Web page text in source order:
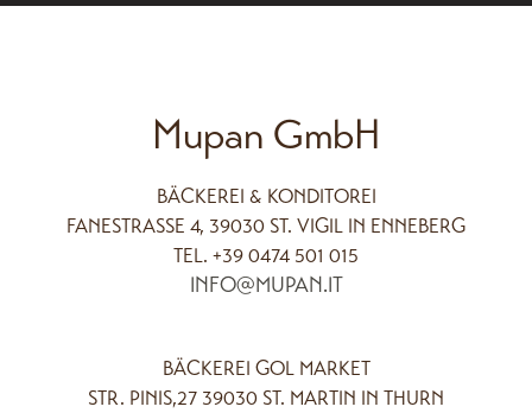
Mupan GmbH
BÄCKEREI & KONDITOREI
FANESTRASSE 4, 39030 ST. VIGIL IN ENNEBERG
TEL. +39 0474 501 015
INFO@MUPAN.IT
BÄCKEREI GOL MARKET
STR. PINIS,27 39030 ST. MARTIN IN THURN